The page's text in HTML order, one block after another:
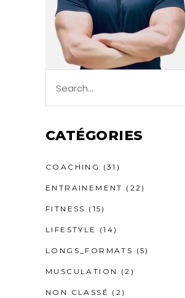
for:
CATÉGORIES
COACHING (31)
ENTRAINEMENT (22)
FITNESS (15)
LIFESTYLE (14)
LONGS_FORMATS (5)
MUSCULATION (2)
NON CLASSÉ (2)